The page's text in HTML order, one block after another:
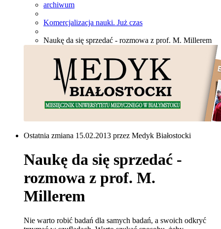
archiwum
Komercjalizacja nauki. Już czas
Naukę da się sprzedać - rozmowa z prof. M. Millerem
Ostatnia zmiana 15.02.2013 przez Medyk Białostocki
Naukę da się sprzedać -
rozmowa z prof. M.
Millerem
Nie warto robić badań dla samych badań, a swoich odkryć